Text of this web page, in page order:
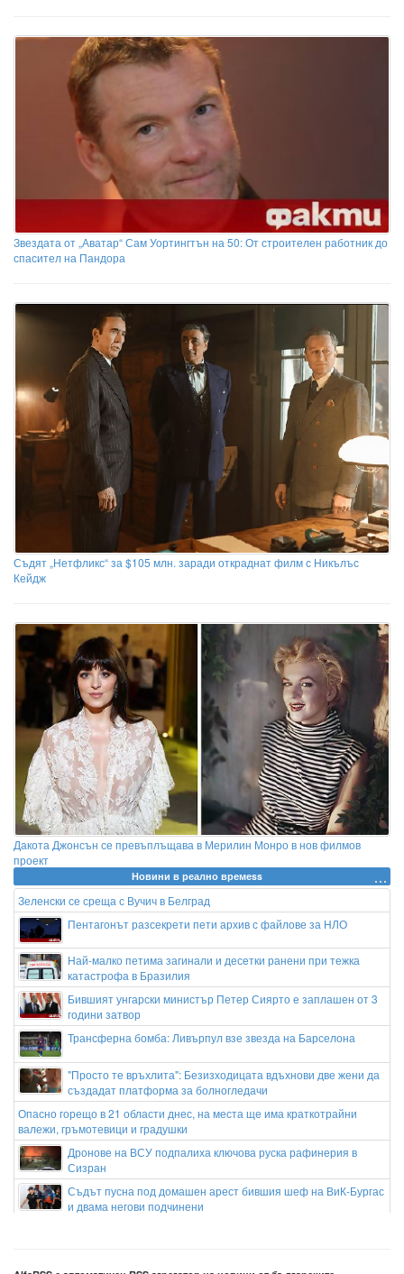
Звездата от „Аватар“ Сам Уортингтън на 50: От строителен работник до
спасител на Пандора
Съдят „Нетфликс“ за $105 млн. заради откраднат филм с Никълъс
Кейдж
Дакота Джонсън се превъплъщава в Мерилин Монро в нов филмов
проект
Новини в реално времеss
Зеленски се среща с Вучич в Белград
Пентагонът разсекрети пети архив с файлове за НЛО
Най-малко петима загинали и десетки ранени при тежка
катастрофа в Бразилия
Бившият унгарски министър Петер Сиярто е заплашен от 3
години затвор
Трансферна бомба: Ливърпул взе звезда на Барселона
"Просто те връхлита": Безизходицата вдъхнови две жени да
създадат платформа за болногледачи
Опасно горещо в 21 области днес, на места ще има краткотрайни
валежи, гръмотевици и градушки
Дронове на ВСУ подпалиха ключова руска рафинерия в
Сизран
Съдът пусна под домашен арест бившия шеф на ВиК-Бургас
и двама негови подчинени